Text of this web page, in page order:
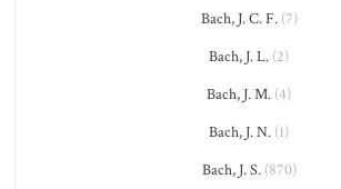
Bach, J. C. F.(7)
Bach, J. L. (2)
Bach, J. M. (4)
Bach, J. N. (1)
Bach, J. S.(870)